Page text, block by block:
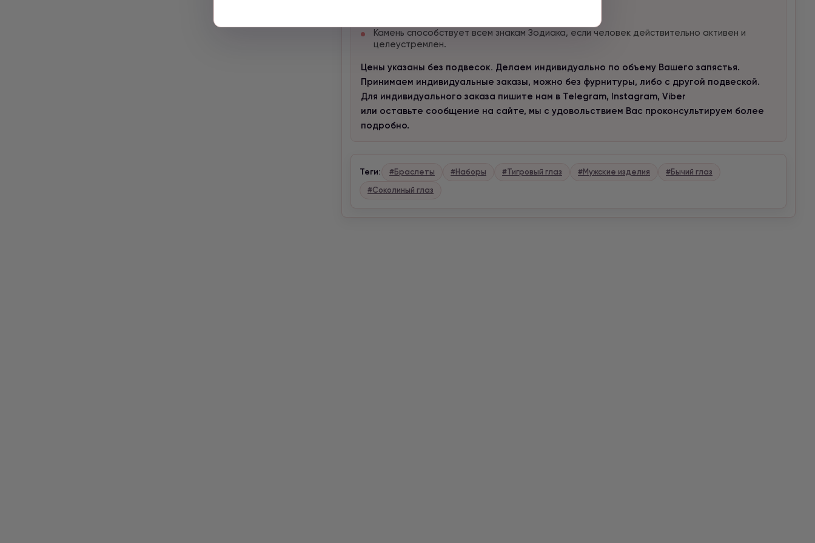
Камень способствует всем знакам Зодиака, если человек действительно активен и
целеустремлен.
Цены указаны без подвесок. Делаем индивидуально по объему Вашего запястья.
Принимаем индивидуальные заказы, можно без фурнитуры, либо с другой подвеской.
Для индивидуального заказа пишите нам в Telegram, Instagram, Viber
или оставьте сообщение на сайте, мы с удовольствием Вас проконсультируем более
подробно.
Теги: #Браслеты #Наборы #Тигровый глаз #Мужские изделия
#Бычий глаз
#Соколиный глаз